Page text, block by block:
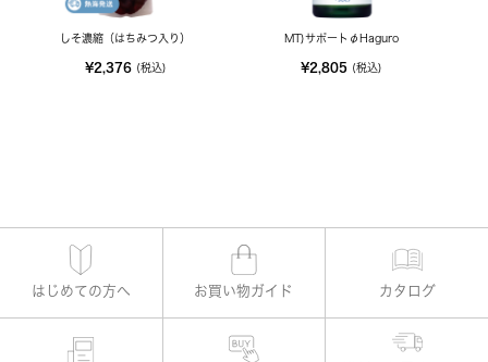
しそ濃縮（はちみつ入り）
¥2,376 (税込)
MT)サポートφHaguro
¥2,805 (税込)
はじめての方へ お買い物ガイド カタログ